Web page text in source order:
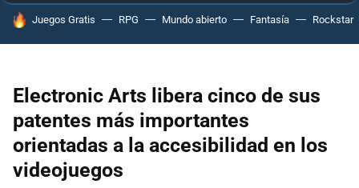
HOY SE HABLA DE
Juegos Gratis RPG Mundo abierto Fantasía Rockstar
Electronic Arts libera cinco de sus
patentes más importantes
orientadas a la accesibilidad en los
videojuegos